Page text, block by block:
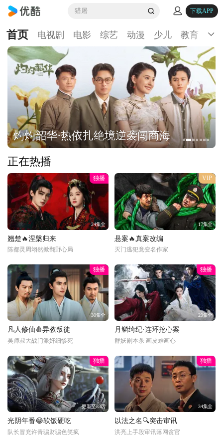
猎屠 下载APP
首页 电视剧 电影 综艺 动漫 少儿 教育 生
灼灼韶华·热依扎绝境逆袭闯商海
正在热播
独播
24集全
翘楚🔥涅槃归来
陈都灵周翊然掀翻野心局
VIP
17集全
悬案🔥真案改编
灭门逃犯竟变名作家
独播
30集全
凡人修仙🩸异教叛徒
吴师叔大战门派奸细惨死
独播
29集全
月鳞绮纪·连环挖心案
群妖剧本杀 画皮难画心
独播
更新至33话
光阴年番😂软饭硬吃
队长冒充许青骗财骗色笑疯
独播
34集全
以法之名🔍突击审讯
洪亮上手段审讯落网贪官